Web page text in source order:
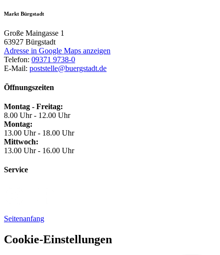
Markt Bürgstadt
Große Maingasse 1
63927 Bürgstadt
Adresse in Google Maps anzeigen
Telefon: 09371 9738-0
E-Mail: poststelle@buergstadt.de
Öffnungszeiten
Montag - Freitag:
8.00 Uhr - 12.00 Uhr
Montag:
13.00 Uhr - 18.00 Uhr
Mittwoch:
13.00 Uhr - 16.00 Uhr
Service
Seitenanfang
Cookie-Einstellungen